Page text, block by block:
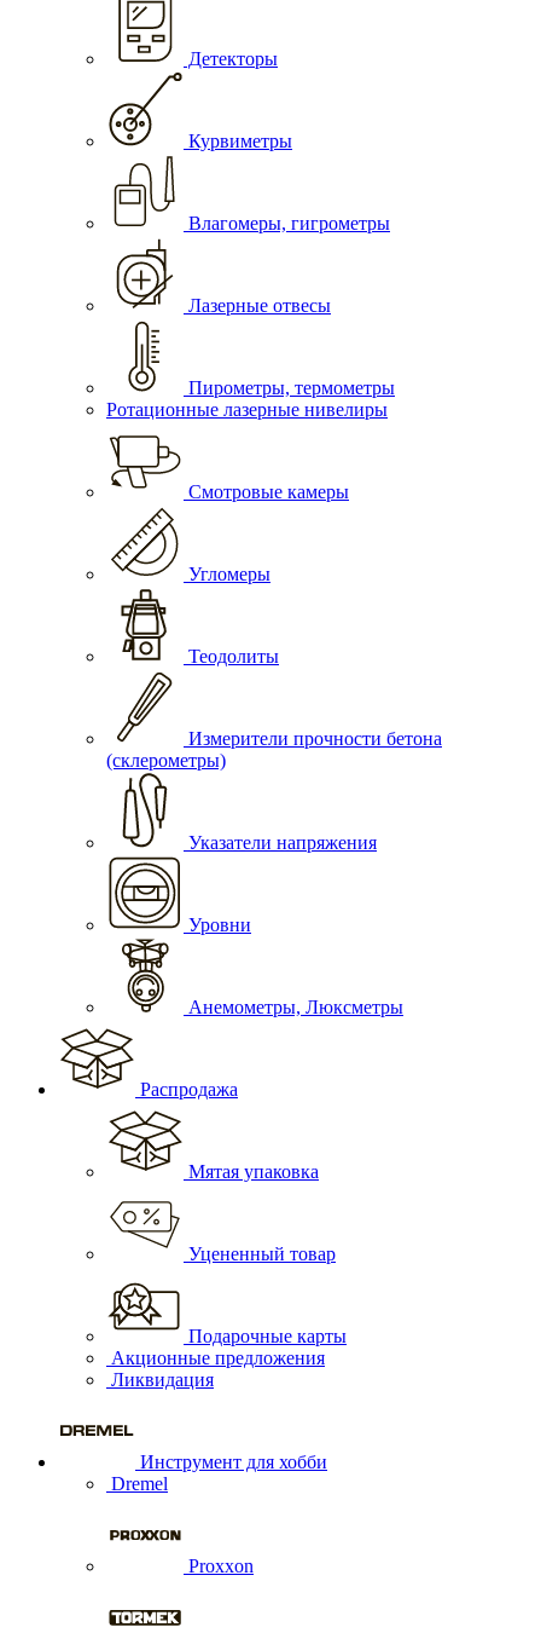
Детекторы
Курвиметры
Влагомеры, гигрометры
Лазерные отвесы
Пирометры, термометры
Ротационные лазерные нивелиры
Смотровые камеры
Угломеры
Теодолиты
Измерители прочности бетона
(склерометры)
Указатели напряжения
Уровни
Анемометры, Люксметры
Распродажа
Мятая упаковка
Уцененный товар
Подарочные карты
Акционные предложения
Ликвидация
Инструмент для хобби
Dremel
Proxxon